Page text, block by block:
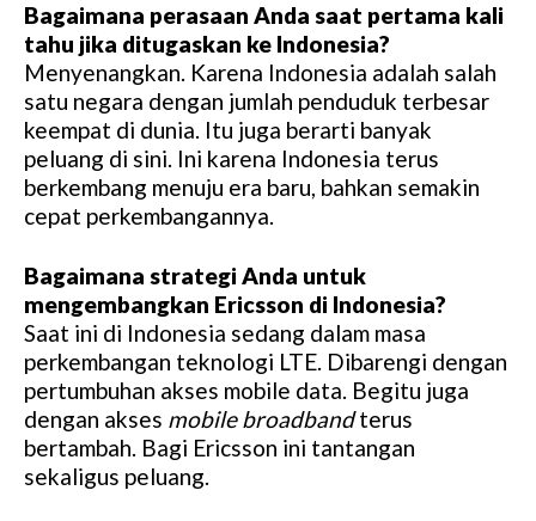
M
u
t
e
Bagaimana perasaan Anda saat pertama kali
tahu jika ditugaskan ke Indonesia?
Menyenangkan. Karena Indonesia adalah salah
satu negara dengan jumlah penduduk terbesar
keempat di dunia. Itu juga berarti banyak
peluang di sini. Ini karena Indonesia terus
berkembang menuju era baru, bahkan semakin
cepat perkembangannya.
Bagaimana strategi Anda untuk
mengembangkan Ericsson di Indonesia?
Saat ini di Indonesia sedang dalam masa
perkembangan teknologi LTE. Dibarengi dengan
pertumbuhan akses mobile data. Begitu juga
dengan akses mobile broadbandterus
bertambah. Bagi Ericsson ini tantangan
sekaligus peluang.